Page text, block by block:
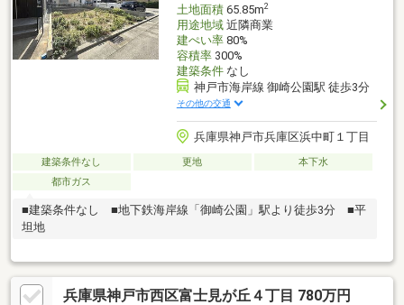
土地面積65.85m2
用途地域近隣商業
建ぺい率80%
容積率300%
建築条件なし
神戸市海岸線 御崎公園駅 徒歩3分
その他の交通
兵庫県神戸市兵庫区浜中町１丁目
建築条件なし 更地
本下水
都市ガス
■建築条件なし ■地下鉄海岸線「御崎公園」駅より徒歩3分 ■平
坦地
兵庫県神戸市西区富士見が丘４丁目 780万円